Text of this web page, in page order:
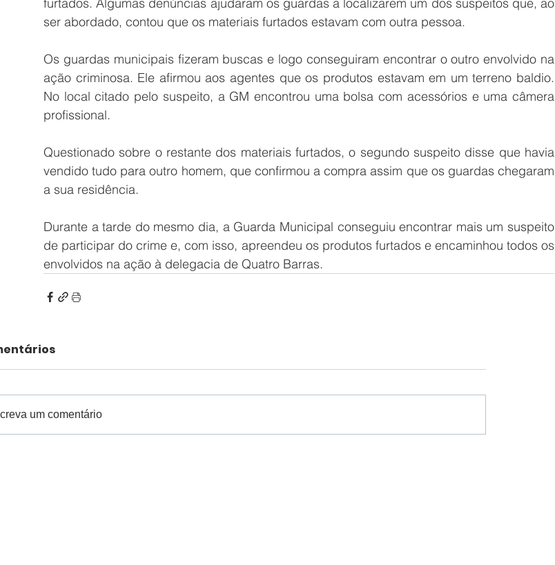
furtados. Algumas denúncias ajudaram os guardas a localizarem um dos suspeitos que, ao
ser abordado, contou que os materiais furtados estavam com outra pessoa.
Os guardas municipais fizeram buscas e logo conseguiram encontrar o outro envolvido na
ação criminosa. Ele afirmou aos agentes que os produtos estavam em um terreno baldio.
No local citado pelo suspeito, a GM encontrou uma bolsa com acessórios e uma câmera
profissional.
Questionado sobre o restante dos materiais furtados, o segundo suspeito disse que havia
vendido tudo para outro homem, que confirmou a compra assim que os guardas chegaram
a sua residência.
Durante a tarde do mesmo dia, a Guarda Municipal conseguiu encontrar mais um suspeito
de participar do crime e, com isso, apreendeu os produtos furtados e encaminhou todos os
envolvidos na ação à delegacia de Quatro Barras.
um comentário